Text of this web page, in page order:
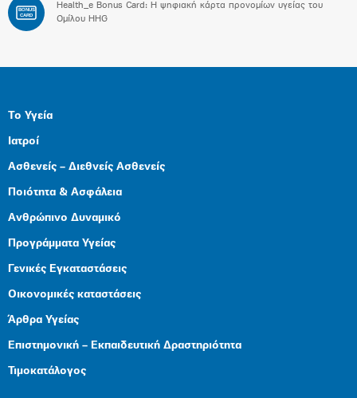
BONUS
CARD
Health_e Bonus Card: H ψηφιακή κάρτα προνομίων υγείας του
Ομίλου HHG
Το Υγεία
Ιατροί
Ασθενείς – Διεθνείς Ασθενείς
Ποιότητα & Ασφάλεια
Ανθρώπινο Δυναμικό
Προγράμματα Υγείας
Γενικές Εγκαταστάσεις
Οικονομικές καταστάσεις
Άρθρα Υγείας
Επιστημονική – Εκπαιδευτική Δραστηριότητα
Τιμοκατάλογος